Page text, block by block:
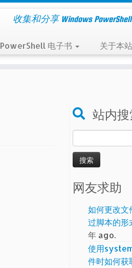
收集和分享 Windows
PowerShell 电子书 关于本站
站内搜
索：
网友求助
如何更改文
过脚本的形
年 ago.
使用
件时如何获